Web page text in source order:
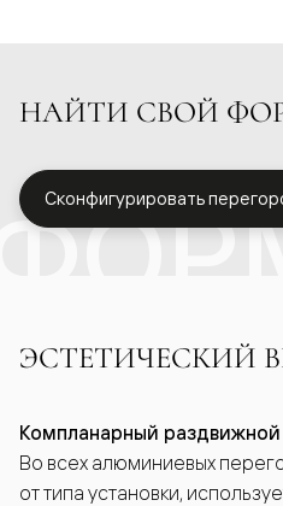
НАЙТИ СВОЙ
Сконфигурировать
ЭСТЕТИЧЕСКИЙ
Компланарный
Во всех алюминиевых
от типа установки,